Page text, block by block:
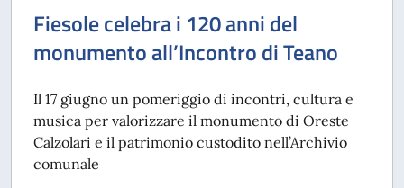
Fiesole celebra i 120 anni del
monumento all’Incontro di Teano
Il 17 giugno un pomeriggio di incontri, cultura e
musica per valorizzare il monumento di Oreste
Calzolari e il patrimonio custodito nell’Archivio
comunale